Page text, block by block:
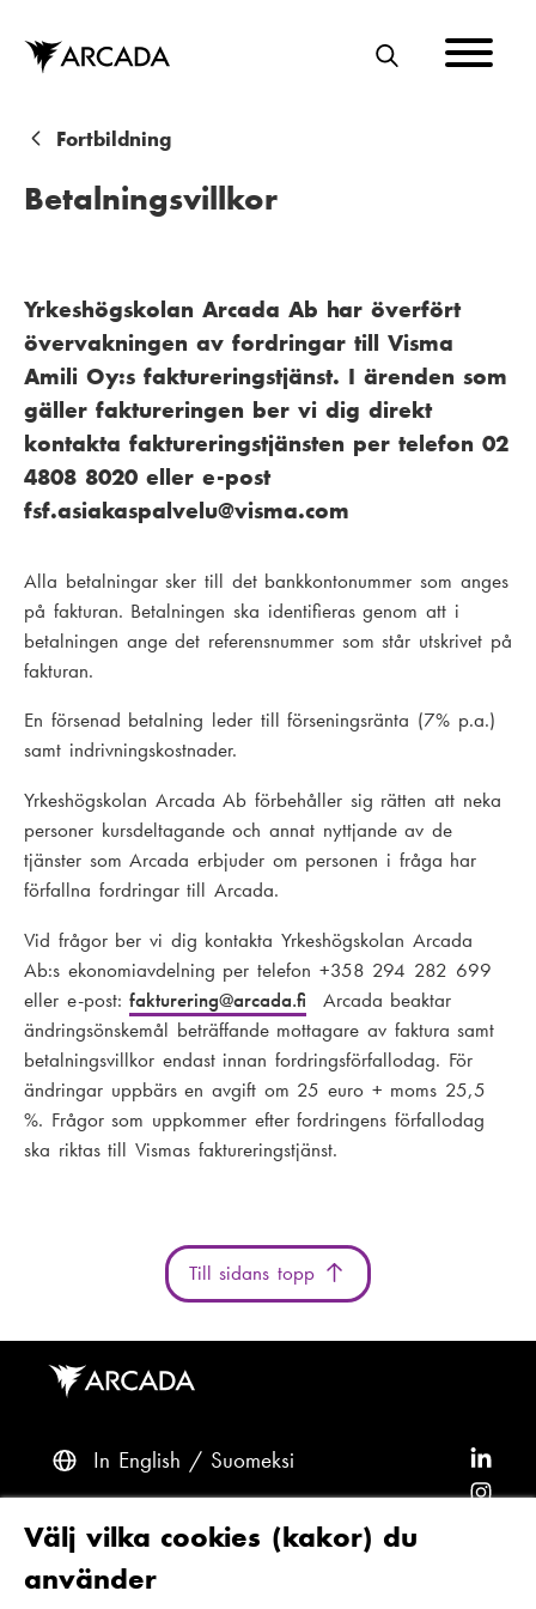
huvudinnehåll
Välj vilka cookies (kakor) du
använder
S
L
ä
s
t
i
g
Fortbildning
Betalningsvillkor
Yrkeshögskolan Arcada Ab har överfört
övervakningen av fordringar till Visma
Amili Oy:s faktureringstjänst. I ärenden som
gäller faktureringen ber vi dig direkt
kontakta faktureringstjänsten per telefon 02
4808 8020 eller e-post
fsf.asiakaspalvelu@visma.com
Alla betalningar sker till det bankkontonummer som anges
på fakturan. Betalningen ska identifieras genom att i
betalningen ange det referensnummer som står utskrivet på
fakturan.
En försenad betalning leder till förseningsränta (7% p.a.)
samt indrivningskostnader.
Yrkeshögskolan Arcada Ab förbehåller sig rätten att neka
personer kursdeltagande och annat nyttjande av de
tjänster som Arcada erbjuder om personen i fråga har
förfallna fordringar till Arcada.
Vid frågor ber vi dig kontakta Yrkeshögskolan Arcada
Ab:s ekonomiavdelning per telefon +358 294 282 699
eller e-post:fakturering@arcada.fi Arcada beaktar
ändringsönskemål beträffande mottagare av faktura samt
betalningsvillkor endast innan fordringsförfallodag. För
ändringar uppbärs en avgift om 25 euro + moms 25,5
%. Frågor som uppkommer efter fordringens förfallodag
ska riktas till Vismas faktureringstjänst.
Till sidans topp
In English Suomeksi
Frågor? Kontakta oss
Tillgänglighet och dataskydd
ö
F